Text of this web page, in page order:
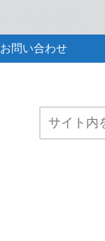
お問い合わせ